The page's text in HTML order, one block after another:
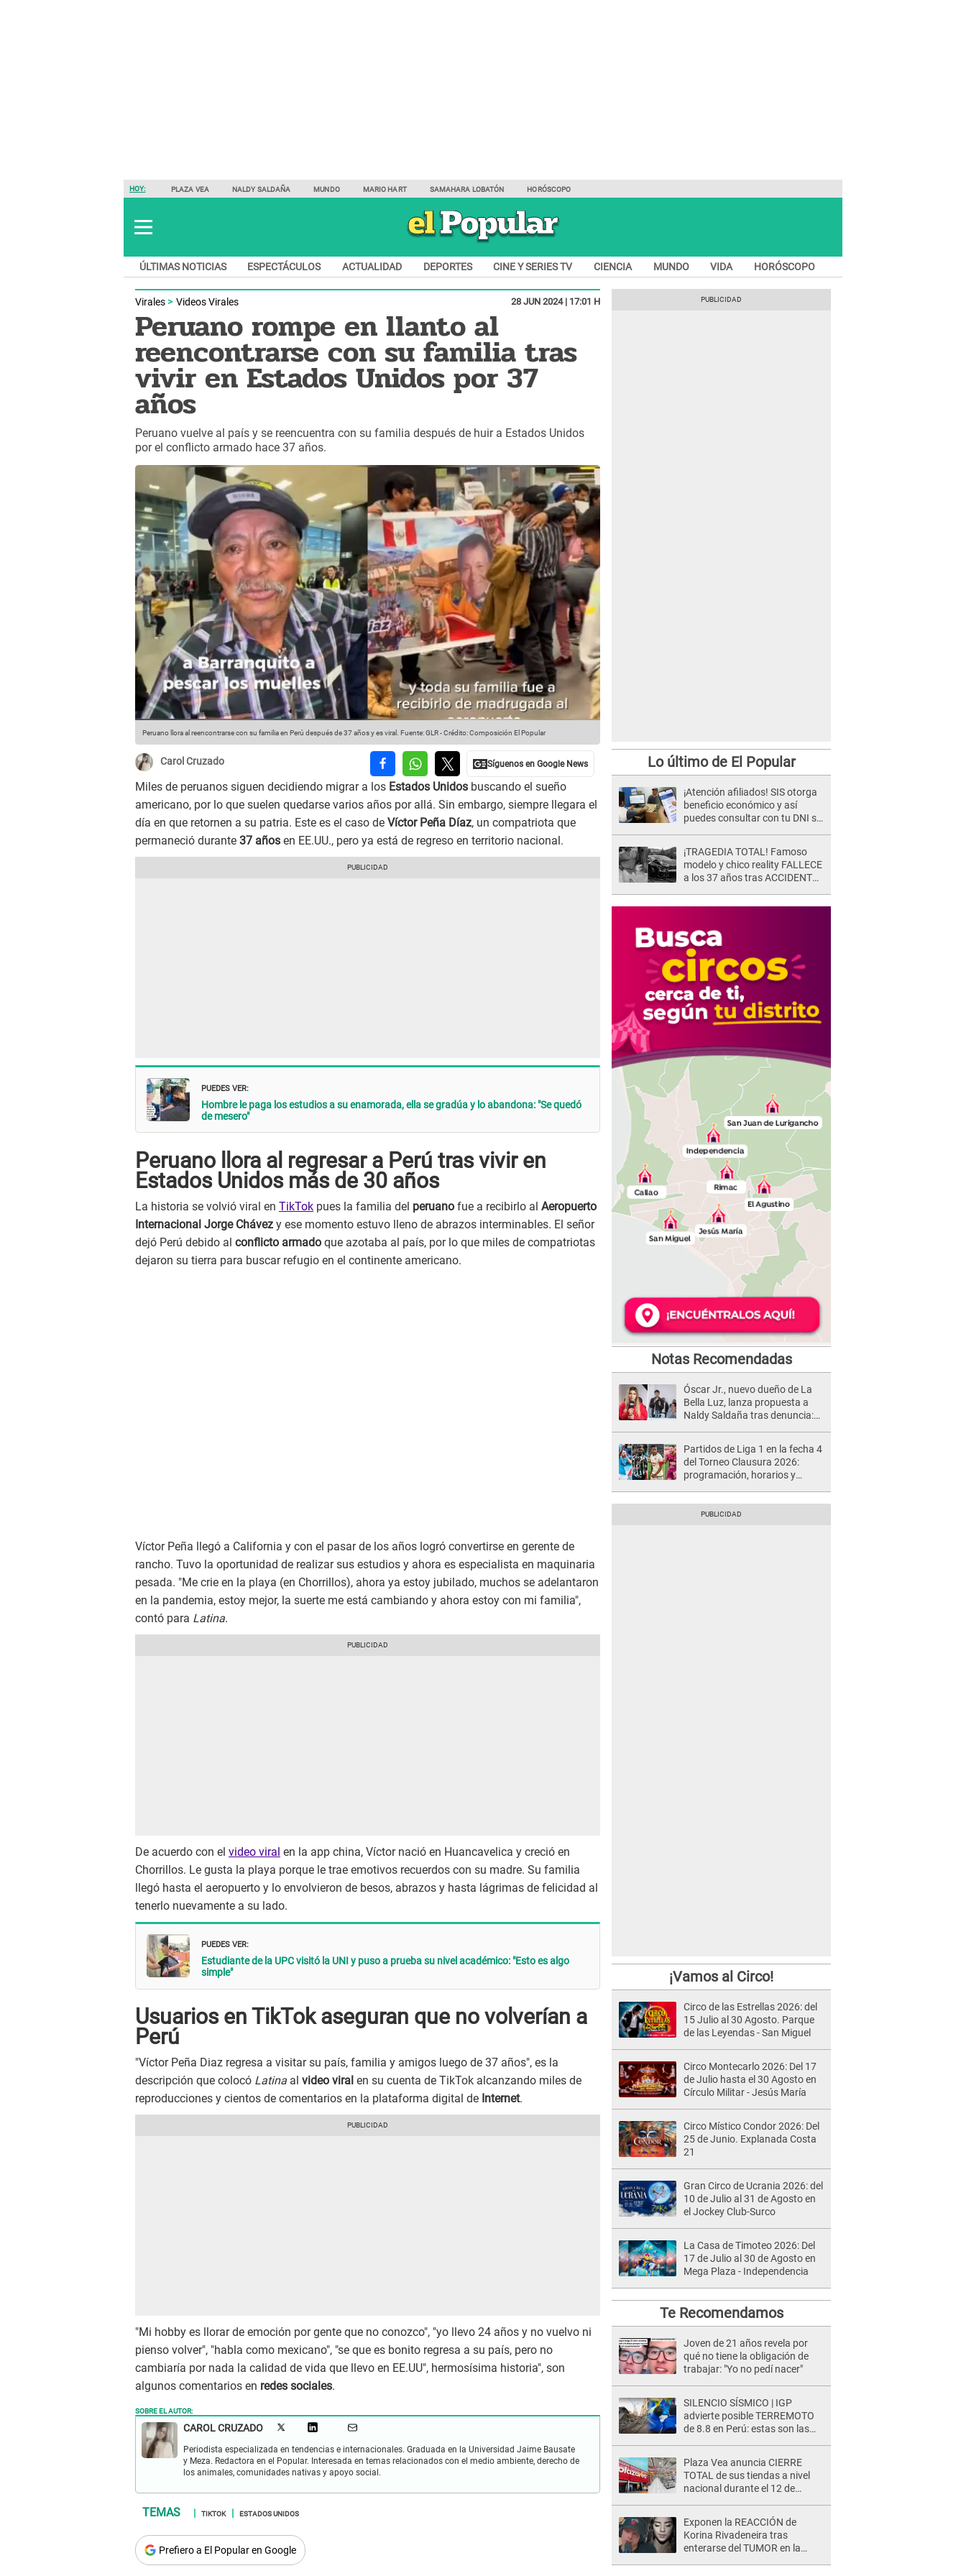
HOY: PLAZA VEA NALDY SALDAÑA MUNDO MARIO HART SAMAHARA LOBATÓN HORÓSCOPO
ÚLTIMAS NOTICIAS ESPECTÁCULOS ACTUALIDAD DEPORTES CINE Y SERIES TV CIENCIA MUNDO VIDA HORÓSCOPO
Virales Videos Virales 28 JUN 2024 | 17:01 H
Peruano rompe en llanto al
reencontrarse con su familia tras
vivir en Estados Unidos por 37
años
Peruano vuelve al país y se reencuentra con su familia después de huir a Estados Unidos
por el conflicto armado hace 37 años.
Peruano llora al reencontrarse con su familia en Perú después de 37 años y es viral. Fuente: GLR-Crédito: Composición El Popular
Carol Cruzado
Miles de peruanos siguen decidiendo migrar a los Estados Unidos buscando el sueño
americano, por lo que suelen quedarse varios años por allá. Sin embargo, siempre llegara el
día en que retornen a su patria. Este es el caso de Víctor Peña Díaz, un compatriota que
permaneció durante 37 años en EE.UU., pero ya está de regreso en territorio nacional.
PUEDES VER:
Hombre le paga los estudios a su enamorada, ella se gradúa y lo abandona: "Se quedó
de mesero"
Peruano llora al regresar a Perú tras vivir en
Estados Unidos más de 30 años
La historia se volvió viral en TikTok pues la familia del peruano fue a recibirlo al Aeropuerto
Internacional Jorge Chávez y ese momento estuvo lleno de abrazos interminables. El señor
dejó Perú debido al conflicto armado que azotaba al país, por lo que miles de compatriotas
dejaron su tierra para buscar refugio en el continente americano.
Víctor Peña llegó a California y con el pasar de los años logró convertirse en gerente de
rancho. Tuvo la oportunidad de realizar sus estudios y ahora es especialista en maquinaria
pesada. "Me crie en la playa (en Chorrillos), ahora ya estoy jubilado, muchos se adelantaron
en la pandemia, estoy mejor, la suerte me está cambiando y ahora estoy con mi familia",
contó para Latina.
De acuerdo con el video viral en la app china, Víctor nació en Huancavelica y creció en
Chorrillos. Le gusta la playa porque le trae emotivos recuerdos con su madre. Su familia
llegó hasta el aeropuerto y lo envolvieron de besos, abrazos y hasta lágrimas de felicidad al
tenerlo nuevamente a su lado.
PUEDES VER:
Estudiante de la UPC visitó la UNI y puso a prueba su nivel académico: "Esto es algo
simple"
Usuarios en TikTok aseguran que no volverían a
Perú
"Víctor Peña Diaz regresa a visitar su país, familia y amigos luego de 37 años", es la
descripción que colocó Latina al video viral en su cuenta de TikTok alcanzando miles de
reproducciones y cientos de comentarios en la plataforma digital de Internet.
"Mi hobby es llorar de emoción por gente que no conozco", "yo llevo 24 años y no vuelvo ni
pienso volver", "habla como mexicano", "se que es bonito regresa a su país, pero no
cambiaría por nada la calidad de vida que llevo en EE.UU", hermosísima historia", son
algunos comentarios en redes sociales.
SOBRE EL AUTOR:
CAROL CRUZADO
Periodista especializada en tendencias e internacionales. Graduada en la Universidad Jaime Bausate
y Meza. Redactora en el Popular. Interesada en temas relacionados con el medio ambiente, derecho de
los animales, comunidades nativas y apoyo social.
TIKTOK ESTADOS UNIDOS
Prefiero a El Popular en Google
Lo último de El Popular
¡Atención afiliados! SIS otorga
beneficio económico y así
puedes consultar con tu DNI si
¡TRAGEDIA TOTAL! Famoso
modelo y chico reality FALLECE
a los 37 años tras ACCIDENTE
Notas Recomendadas
Óscar Jr., nuevo dueño de La
Bella Luz, lanza propuesta a
Naldy Saldaña tras denuncia:
Partidos de Liga 1 en la fecha 4
del Torneo Clausura 2026:
programación, horarios y
¡Vamos al Circo!
Circo de las Estrellas 2026: del
15 Julio al 30 Agosto. Parque
de las Leyendas - San Miguel
Circo Montecarlo 2026: Del 17
de Julio hasta el 30 Agosto en
Círculo Militar - Jesús María
Circo Místico Condor 2026: Del
25 de Junio. Explanada Costa
21
Gran Circo de Ucrania 2026: del
10 de Julio al 31 de Agosto en
el Jockey Club-Surco
La Casa de Timoteo 2026: Del
17 de Julio al 30 de Agosto en
Mega Plaza - Independencia
Te Recomendamos
Joven de 21 años revela por
qué no tiene la obligación de
trabajar: "Yo no pedí nacer"
SILENCIO SÍSMICO | IGP
advierte posible TERREMOTO
de 8.8 en Perú: estas son las
Plaza Vea anuncia CIERRE
TOTAL de sus tiendas a nivel
nacional durante el 12 de
Exponen la REACCIÓN de
Korina Rivadeneira tras
enterarse del TUMOR en la